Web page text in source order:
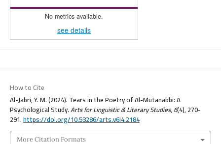
No metrics available.
see details
How to Cite
Al-Jabri, Y. M. (2024). Tears in the Poetry of Al-Mutanabbi: A
Psychological Study.Arts for Linguistic & Literary Studies,6(4), 270-
291.https://doi.org/10.53286/arts.v6i4.2184
More Citation Formats